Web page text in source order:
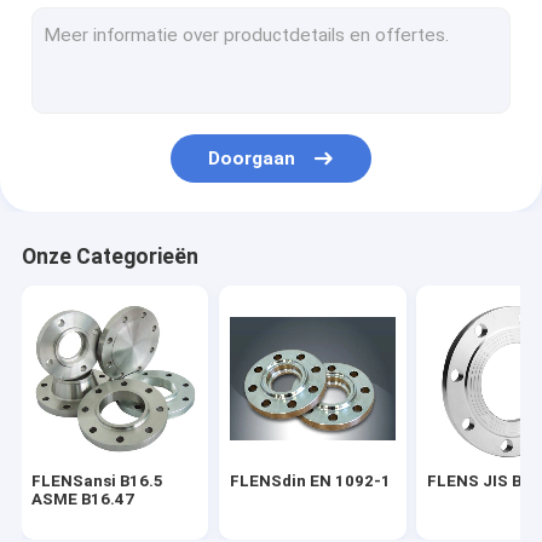
EN 10253 VAN DE PIJPmontage DIN
HET T-STUK VAN DE STAALpijp
Het Reductiemiddel van de staalpijp
Staalpijp GLB
FROGED-MONTAGE ASME B16.11
Doorgaan
Onze Categorieën
FLENSansi B16.5
ASME B16.47
FLENSdin EN 1092-1 FLENS JIS